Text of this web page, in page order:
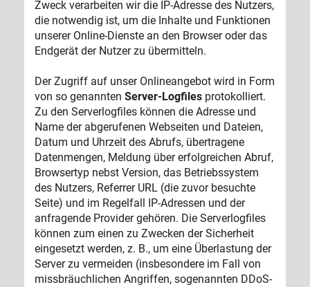
Zweck verarbeiten wir die IP-Adresse des Nutzers,
die notwendig ist, um die Inhalte und Funktionen
unserer Online-Dienste an den Browser oder das
Endgerät der Nutzer zu übermitteln.
Der Zugriff auf unser Onlineangebot wird in Form
von so genannten Server-Logfiles protokolliert.
Zu den Serverlogfiles können die Adresse und
Name der abgerufenen Webseiten und Dateien,
Datum und Uhrzeit des Abrufs, übertragene
Datenmengen, Meldung über erfolgreichen Abruf,
Browsertyp nebst Version, das Betriebssystem
des Nutzers, Referrer URL (die zuvor besuchte
Seite) und im Regelfall IP-Adressen und der
anfragende Provider gehören. Die Serverlogfiles
können zum einen zu Zwecken der Sicherheit
eingesetzt werden, z. B., um eine Überlastung der
Server zu vermeiden (insbesondere im Fall von
missbräuchlichen Angriffen, sogenannten DDoS-